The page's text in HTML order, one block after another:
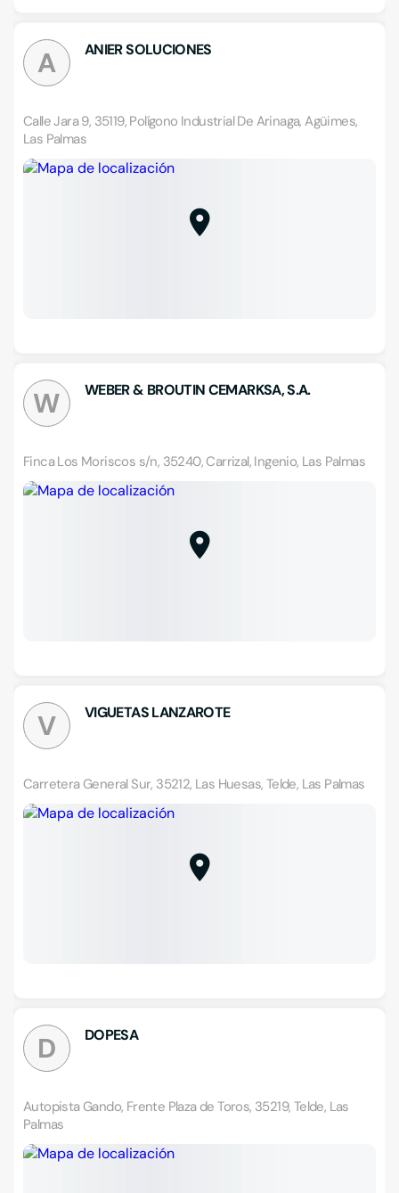
A ANIER SOLUCIONES
Calle Jara 9, 35119, Polígono Industrial De Arinaga, Agüimes,
Las Palmas
W WEBER & BROUTIN CEMARKSA, S.A.
Finca Los Moriscos s/n, 35240, Carrizal, Ingenio, Las Palmas
V VIGUETAS LANZAROTE
Carretera General Sur, 35212, Las Huesas, Telde, Las Palmas
D DOPESA
Autopista Gando, Frente Plaza de Toros, 35219, Telde, Las
Palmas